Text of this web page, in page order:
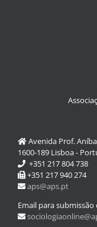
Avenida Prof.
1600-189 Lisboa -
+351 217 804 738
+351 217 940 274
aps@aps.pt
Email para submissão